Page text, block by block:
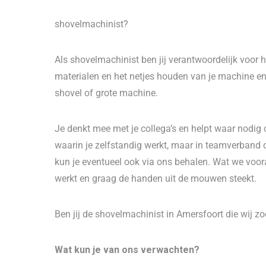
shovelmachinist?
Als shovelmachinist ben jij verantwoordelijk voor
materialen en het netjes houden van je machine
shovel of grote machine.
Je denkt mee met je collega’s en helpt waar
waarin je zelfstandig werkt, maar in teamverband
kun je eventueel ook via ons behalen. Wat we
werkt en graag de handen uit de mouwen steekt.
Ben jij de shovelmachinist in Amersfoort die wij
Wat kun je van ons verwachten?